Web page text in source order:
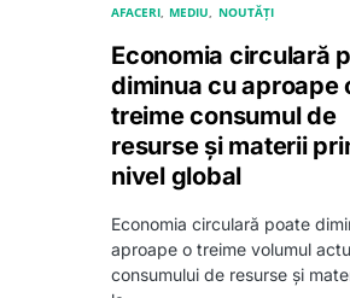
AFACERI MEDIU NOUTĂȚI
Economia circulară
diminua cu aproape
treime consumul de
resurse și materii
nivel global
Economia circulară poate
aproape o treime volumul
consumului de resurse și